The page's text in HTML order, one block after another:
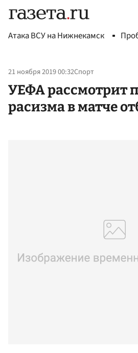
Атака ВСУ на Нижнекамск
21 ноября 2019 00:32Спорт
УЕФА рассмотрит
расизма в матче